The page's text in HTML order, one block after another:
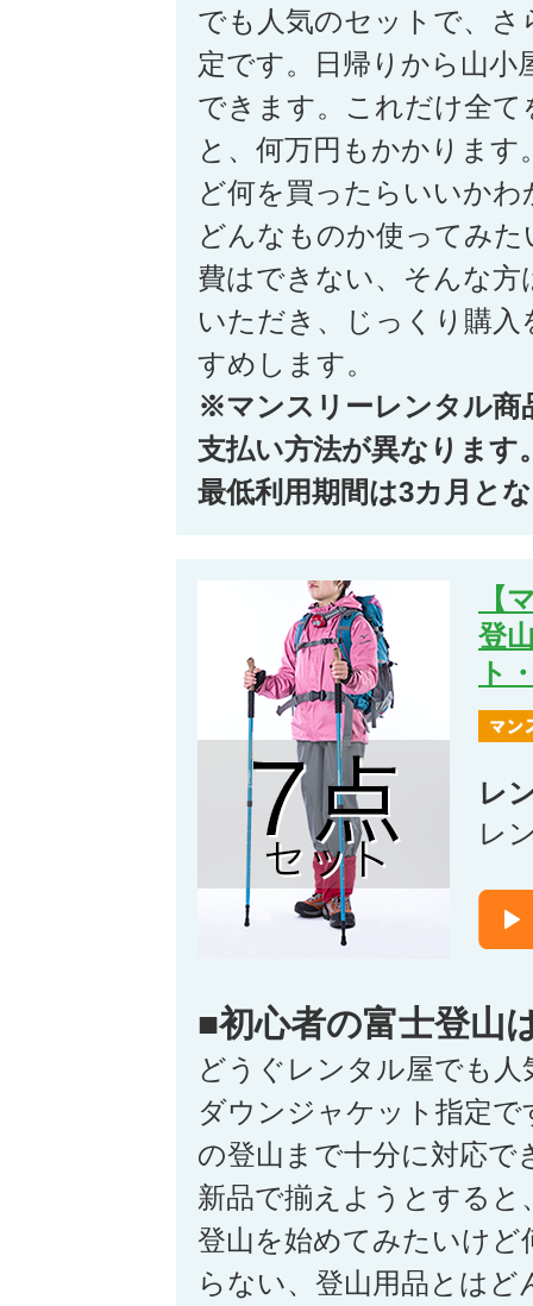
でも人気のセットで、
定です。日帰りから山小
できます。これだけ全
と、何万円もかかりま
ど何を買ったらいいか
どんなものか使ってみ
費はできない、そんな
いただき、じっくり購
すめします。
※マンスリーレンタル商
支払い方法が異なります
最低利用期間は3カ月と
【
登
ト
レ
レ
■初心者の富士登山
どうぐレンタル屋でも
ダウンジャケット指定
の登山まで十分に対応
新品で揃えようとする
登山を始めてみたいけ
らない、登山用品とは